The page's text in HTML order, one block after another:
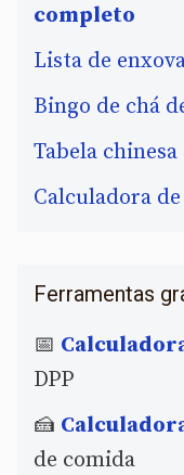
completo
Lista de
Bingo de chá
Tabela
Calculadora
Ferramentas
📅
DPP
🍰
de comida